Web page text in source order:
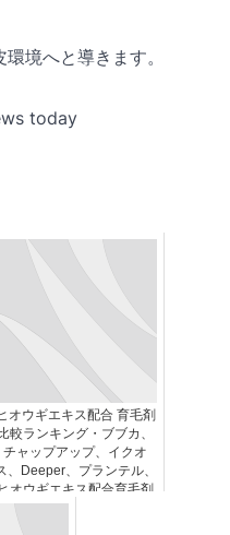
境へと導きます。
today
オウギエキス配合 育毛剤
比較ランキング・ブブカ、
チャップアップ、イクオ
、Deeper、プランテル、
ヒオウギエキス配合育毛剤
で５αリダクターゼを抑制